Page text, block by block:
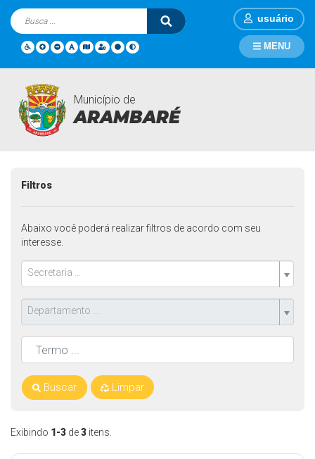
usuário
Município de
ARAMBARÉ
MENU
Campanhas
Exibindo 1-3 de3 itens.
Filtros
Abaixo você poderá realizar filtros de acordo com seu
interesse.
Secretaria ...
Departamento ...
Buscar Limpar